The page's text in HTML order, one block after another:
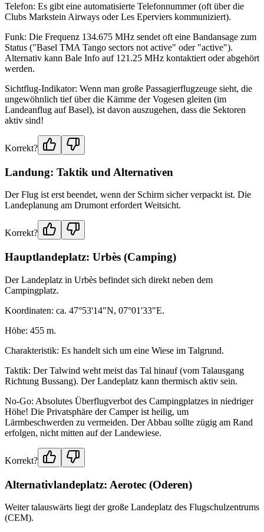
Telefon: Es gibt eine automatisierte Telefonnummer (oft über die
Clubs Markstein Airways oder Les Eperviers kommuniziert).
Funk: Die Frequenz 134.675 MHz sendet oft eine Bandansage zum
Status ("Basel TMA Tango sectors not active" oder "active").
Alternativ kann Bale Info auf 121.25 MHz kontaktiert oder abgehört
werden.
Sichtflug-Indikator: Wenn man große Passagierflugzeuge sieht, die
ungewöhnlich tief über die Kämme der Vogesen gleiten (im
Landeanflug auf Basel), ist davon auszugehen, dass die Sektoren
aktiv sind!
Korrekt?
Landung: Taktik und Alternativen
Der Flug ist erst beendet, wenn der Schirm sicher verpackt ist. Die
Landeplanung am Drumont erfordert Weitsicht.
Korrekt?
Hauptlandeplatz: Urbès (Camping)
Der Landeplatz in Urbès befindet sich direkt neben dem
Campingplatz.
Koordinaten: ca. 47°53'14"N, 07°01'33"E.
Höhe: 455 m.
Charakteristik: Es handelt sich um eine Wiese im Talgrund.
Taktik: Der Talwind weht meist das Tal hinauf (vom Talausgang
Richtung Bussang). Der Landeplatz kann thermisch aktiv sein.
No-Go: Absolutes Überflugverbot des Campingplatzes in niedriger
Höhe! Die Privatsphäre der Camper ist heilig, um
Lärmbeschwerden zu vermeiden. Der Abbau sollte zügig am Rand
erfolgen, nicht mitten auf der Landewiese.
Korrekt?
Alternativlandeplatz: Aerotec (Oderen)
Weiter talauswärts liegt der große Landeplatz des Flugschulzentrums
(CEM).